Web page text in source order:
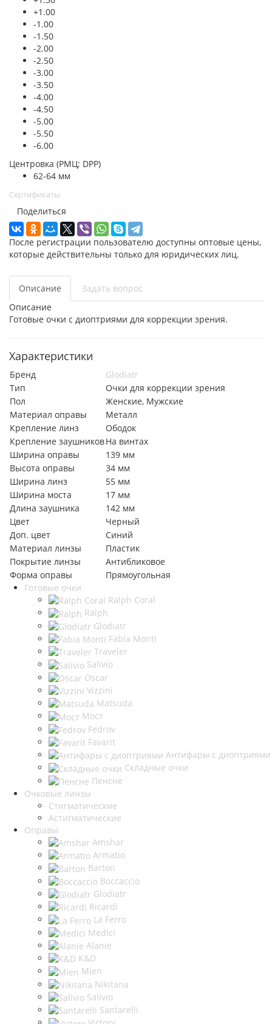
+1.00
-1.00
-1.50
-2.00
-2.50
-3.00
-3.50
-4.00
-4.50
-5.00
-5.50
-6.00
Центровка (РМЦ; DPP)
62-64 мм
Сертификаты
Поделиться
После регистрации пользователю доступны оптовые цены,
которые действительны только для юридических лиц.
Описание
Задать вопрос
Описание
Готовые очки с диоптриями для коррекции зрения.
Характеристики
Бренд
Glodiatr
Тип
Очки для коррекции зрения
Пол
Женские, Мужские
Материал оправы
Металл
Крепление линз
Ободок
Крепление заушниковНа винтах
Ширина оправы
139 мм
Высота оправы
34 мм
Ширина линз
55 мм
Ширина моста
17 мм
Длина заушника
142 мм
Цвет
Черный
Доп. цвет
Синий
Материал линзы
Пластик
Покрытие линзы
Антибликовое
Форма оправы
Прямоугольная
Готовые очки
Ralph Coral
Ralph
Glodiatr
Fabia Monti
Traveler
Salivio
Oscar
Vizzini
Matsuda
Мост
Fedrov
Favarit
Антифары с диоптриями
Складные очки
Пенсне
Очковые линзы
Стигматические
Астигматические
Оправы
Amshar
Armatio
Barton
Boccaccio
Glodiatr
Ricardi
La Ferro
Medici
Alanie
K&D
Mien
Nikitana
Salivio
Santarelli